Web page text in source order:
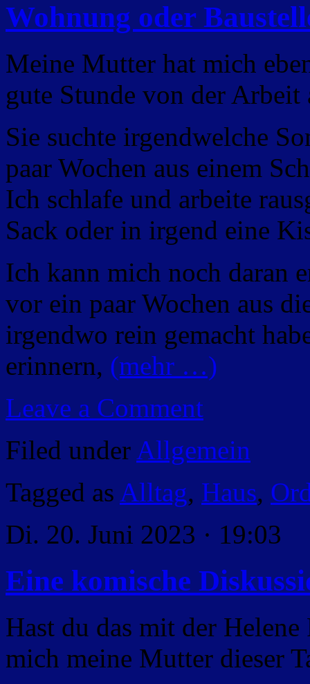
Wohnung oder
Meine Mutter hat mich
gute Stunde von der Arbeit
Sie suchte irgendwelche
paar Wochen aus einem
Ich schlafe und arbeite
Sack oder in irgend eine
Ich kann mich noch daran
vor ein paar Wochen aus
irgendwo rein gemacht
erinnern, (mehr …)
Leave a Comment
Filed under Allgemein
Tagged as Alltag, Haus,
Di. 20. Juni 2023 · 19:03
Eine komische
Hast du das mit der
mich meine Mutter dieser